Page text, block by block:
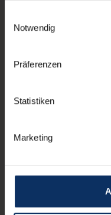
Notwendig
Präferenzen
Statistiken
Marketing
VERPASSE